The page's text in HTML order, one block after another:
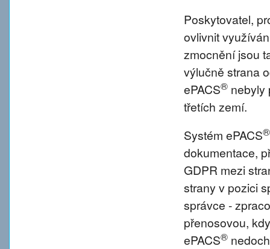
Poskytovatel,
ovlivnit
zmocnění jsou
výlučně strana
ePACS® nebyly
třetích zemí.
Systém ePACS®
dokumentace,
GDPR mezi
strany v pozici
správce -
přenosovou,
ePACS®